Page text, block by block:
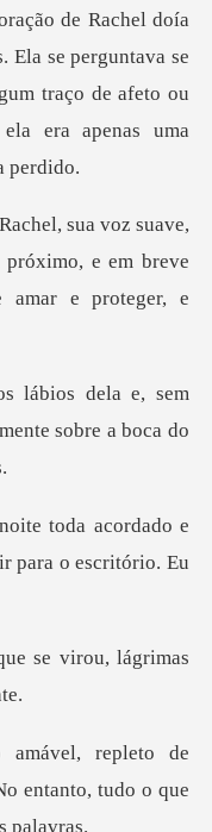
Ela se perguntava se
traço de afeto ou
próximo, e em breve
sem
sob
ordado e
se virou, lágrimas
entanto, tudo o q